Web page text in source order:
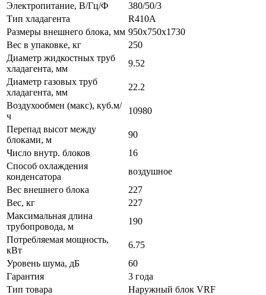
Электропитание, В/Гц/Ф
380/50/3
Тип хладагента
R410A
Размеры внешнего блока, мм 950х750х1730
Вес в упаковке, кг
250
Диаметр жидкостных труб
хладагента, мм
9.52
Диаметр газовых труб
хладагента, мм
22.2
Воздухообмен (макс), куб.м/
ч
10980
Перепад высот между
блоками, м
90
Число внутр. блоков
16
Способ охлаждения
конденсатора
воздушное
Вес внешнего блока
227
Вес, кг
227
Максимальная длина
трубопровода, м
190
Потребляемая мощность,
кВт
6.75
Уровень шума, дБ
60
Гарантия
3 года
Тип товара
Наружный блок VRF